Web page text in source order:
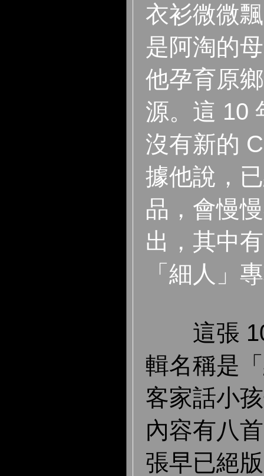
衣衫微微
是阿淘的
他孕育原
源。這 10
沒有新的
據他說，
品，會慢
出，其中
「細人」
這張 10
輯名稱是
客家話小
內容有八
張早已絕